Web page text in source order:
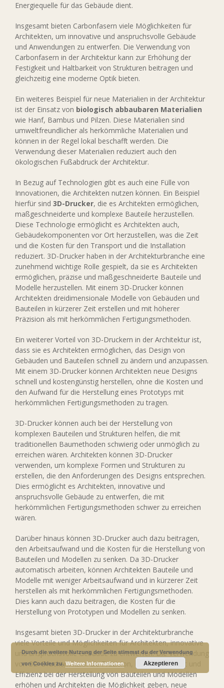
Energiequelle für das Gebäude dient.
Insgesamt bieten Carbonfasern viele Möglichkeiten für
Architekten, um innovative und anspruchsvolle Gebäude
und Anwendungen zu entwerfen. Die Verwendung von
Carbonfasern in der Architektur kann zur Erhöhung der
Festigkeit und Haltbarkeit von Strukturen beitragen und
gleichzeitig eine moderne Optik bieten.
Ein weiteres Beispiel für neue Materialien in der Architektur
ist der Einsatz von biologisch abbaubaren Materialien
wie Hanf, Bambus und Pilzen. Diese Materialien sind
umweltfreundlicher als herkömmliche Materialien und
können in der Regel lokal beschafft werden. Die
Verwendung dieser Materialien reduziert auch den
ökologischen Fußabdruck der Architektur.
In Bezug auf Technologien gibt es auch eine Fülle von
Innovationen, die Architekten nutzen können. Ein Beispiel
hierfür sind 3D-Drucker, die es Architekten ermöglichen,
maßgeschneiderte und komplexe Bauteile herzustellen.
Diese Technologie ermöglicht es Architekten auch,
Gebäudekomponenten vor Ort herzustellen, was die Zeit
und die Kosten für den Transport und die Installation
reduziert. 3D-Drucker haben in der Architekturbranche eine
zunehmend wichtige Rolle gespielt, da sie es Architekten
ermöglichen, präzise und maßgeschneiderte Bauteile und
Modelle herzustellen. Mit einem 3D-Drucker können
Architekten dreidimensionale Modelle von Gebäuden und
Bauteilen in kürzerer Zeit erstellen und mit höherer
Präzision als mit herkömmlichen Fertigungsmethoden.
Ein weiterer Vorteil von 3D-Druckern in der Architektur ist,
dass sie es Architekten ermöglichen, das Design von
Gebäuden und Bauteilen schnell zu ändern und anzupassen.
Mit einem 3D-Drucker können Architekten neue Designs
schnell und kostengünstig herstellen, ohne die Kosten und
den Aufwand für die Herstellung eines Prototyps mit
herkömmlichen Fertigungsmethoden zu tragen.
3D-Drucker können auch bei der Herstellung von
komplexen Bauteilen und Strukturen helfen, die mit
traditionellen Baumethoden schwierig oder unmöglich zu
erreichen wären. Architekten können 3D-Drucker
verwenden, um komplexe Formen und Strukturen zu
erstellen, die den Anforderungen des Designs entsprechen.
Dies ermöglicht es Architekten, innovative und
anspruchsvolle Gebäude zu entwerfen, die mit
herkömmlichen Fertigungsmethoden schwer zu erreichen
wären.
Darüber hinaus können 3D-Drucker auch dazu beitragen,
den Arbeitsaufwand und die Kosten für die Herstellung von
Bauteilen und Modellen zu senken. Da 3D-Drucker
automatisch arbeiten, können Architekten Bauteile und
Modelle mit weniger Arbeitsaufwand und in kürzerer Zeit
herstellen als mit herkömmlichen Fertigungsmethoden.
Dies kann auch dazu beitragen, die Kosten für die
Herstellung von Prototypen und Modellen zu senken.
Insgesamt bieten 3D-Drucker in der Architekturbranche
viele Vorteile und Möglichkeiten für Architekten, innovative
und anspruchsvolle Gebäude zu entwerfen. Die Verwendung
von 3D-Druckern kann die Präzision, Geschwindigkeit und
Effizienz bei der Herstellung von Bauteilen und Modellen
erhöhen und Architekten die Möglichkeit geben, neue
Durch die weitere Nutzung der Seite stimmst du der Verwendung
von Cookies zu.Weitere Informationen Akzeptieren